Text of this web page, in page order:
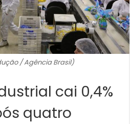
/ Agência Brasil)
cai 0,4%
quatro